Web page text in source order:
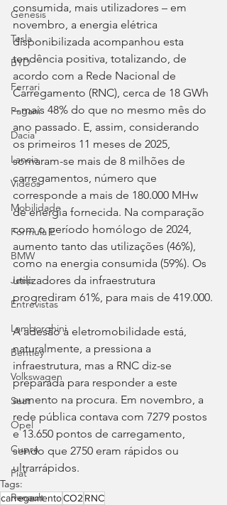
Genesis
Tesla
BYD
Ferrari
Pagani
Dacia
Lancia
Videos
Mobilidade
Fórmula E
BMW
Jeep
Entrevistas
Lamborghini
Bentley
Volkswagen
Seat
Opel
Cupra
Fiat
Renault
consumida, mais utilizadores – em
novembro, a energia elétrica
disponibilizada acompanhou esta
tendência positiva, totalizando, de
acordo com a Rede Nacional de
Carregamento (RNC), cerca de 18 GWh
– mais 48% do que no mesmo mês do
ano passado. E, assim, considerando
os primeiros 11 meses de 2025,
somaram-se mais de 8 milhões de
carregamentos, número que
corresponde a mais de 180.000 MHw
de energia fornecida. Na comparação
com o período homólogo de 2024,
aumento tanto das utilizações (46%),
como na energia consumida (59%). Os
utilizadores da infraestrutura
progrediram 61%, para mais de 419.000.
A adesão à eletromobilidade está,
naturalmente, a pressiona a
infraestrutura, mas a RNC diz-se
preparada para responder a este
aumento na procura. Em novembro, a
rede pública contava com 7279 postos
e 13.650 pontos de carregamento,
sendo que 2750 eram rápidos ou
ultrarrápidos.
Tags:
carregamentoCO2 RNC